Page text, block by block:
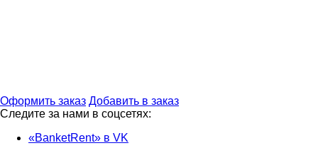
Оформить заказ Добавить в заказ
Следите за нами в соцсетях:
«BanketRent» в VK